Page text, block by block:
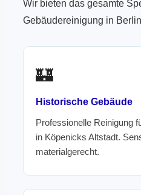
Wir bieten das gesamte
Gebäudereinigung in
🏰
Historische Gebäude
Professionelle Reinigung
in Köpenicks Altstadt.
materialgerecht.